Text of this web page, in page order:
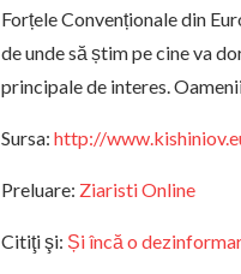
Forțele Convenționale din
de unde să știm pe cine va
principale de interes.
Sursa: http://
Preluare: Ziaristi Online
Citiţi şi: Și încă o